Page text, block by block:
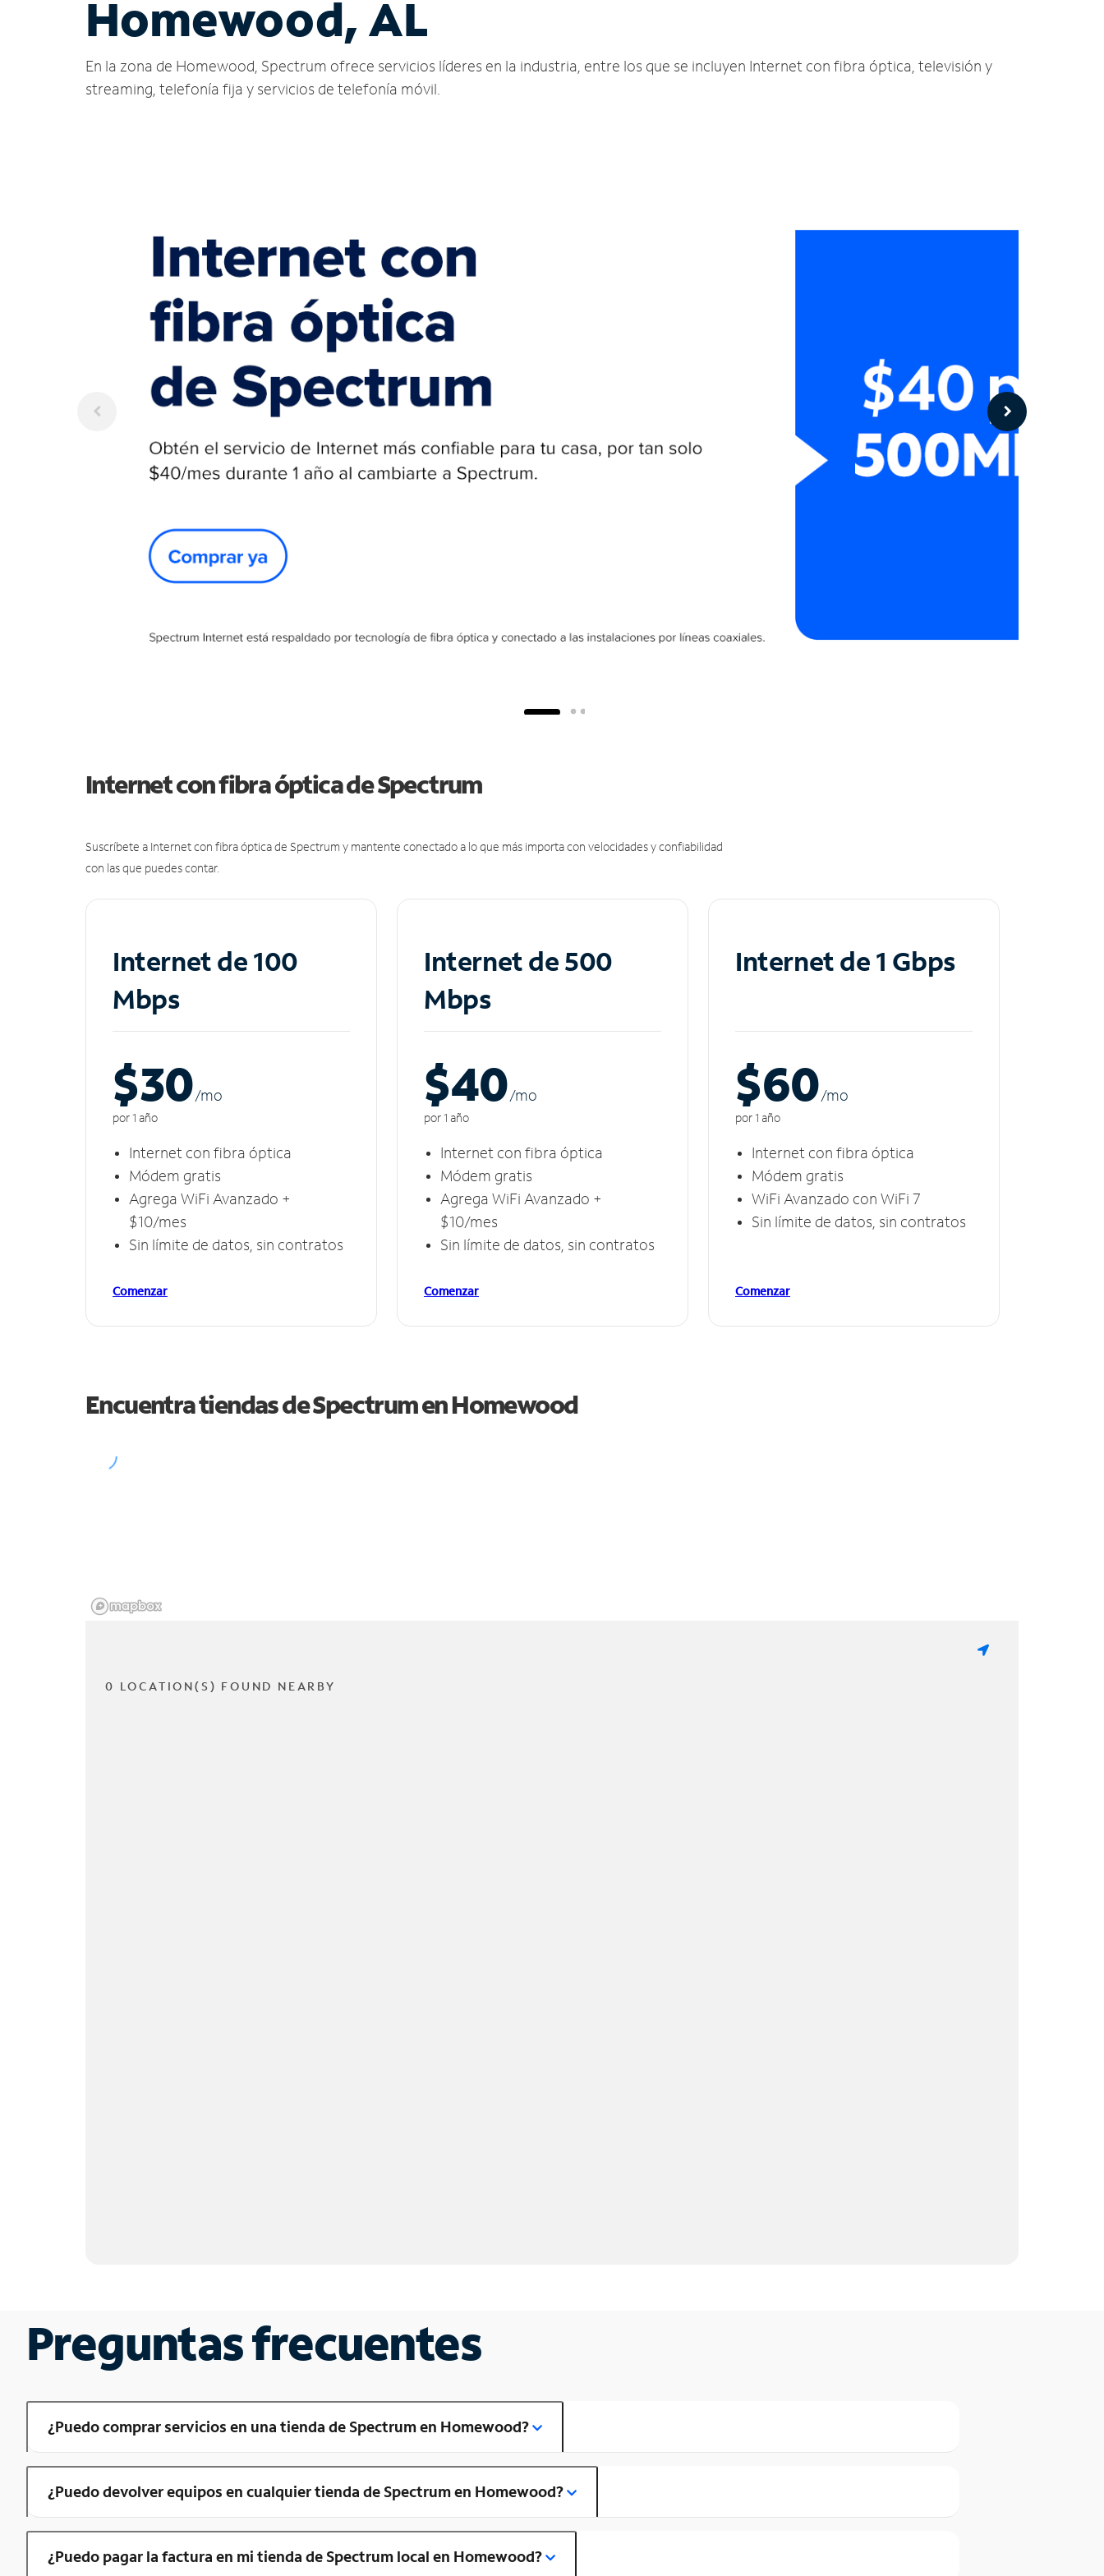
Homewood, AL
En la zona de Homewood, Spectrum ofrece servicios líderes en la industria, entre los que se incluyen Internet con fibra óptica, televisión y
streaming, telefonía fija y servicios de telefonía móvil.
Internet con fibra óptica de Spectrum
Suscríbete a Internet con fibra óptica de Spectrum y mantente conectado a lo que más importa con velocidades y confiabilidad
con las que puedes contar.
Internet de 100
Mbps
$30/mo
por 1 año
Internet con fibra óptica
Módem gratis
Agrega WiFi Avanzado +
$10/mes
Sin límite de datos, sin contratos
Comenzar
Internet de 500
Mbps
$40/mo
por 1 año
Internet con fibra óptica
Módem gratis
Agrega WiFi Avanzado +
$10/mes
Sin límite de datos, sin contratos
Comenzar
Internet de 1 Gbps
$60/mo
por 1 año
Internet con fibra óptica
Módem gratis
WiFi Avanzado con WiFi 7
Sin límite de datos, sin contratos
Comenzar
Encuentra tiendas de Spectrum enHomewood
0 LOCATION(S) FOUND NEARBY
Preguntas frecuentes
¿Puedo comprar servicios en una tienda de Spectrum en Homewood?
¿Puedo devolver equipos en cualquier tienda de Spectrum en Homewood?
¿Puedo pagar la factura en mi tienda de Spectrum local en Homewood?